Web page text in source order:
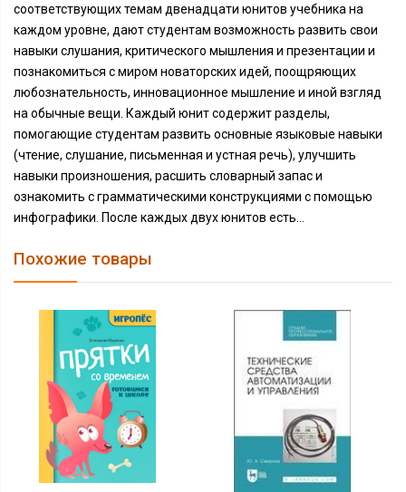
соответствующих темам двенадцати юнитов учебника на
каждом уровне, дают студентам возможность развить свои
навыки слушания, критического мышления и презентации и
познакомиться с миром новаторских идей, поощряющих
любознательность, инновационное мышление и иной взгляд
на обычные вещи. Каждый юнит содержит разделы,
помогающие студентам развить основные языковые навыки
(чтение, слушание, письменная и устная речь), улучшить
навыки произношения, расшить словарный запас и
ознакомить с грамматическими конструкциями с помощью
инфографики. После каждых двух юнитов есть...
Похожие товары